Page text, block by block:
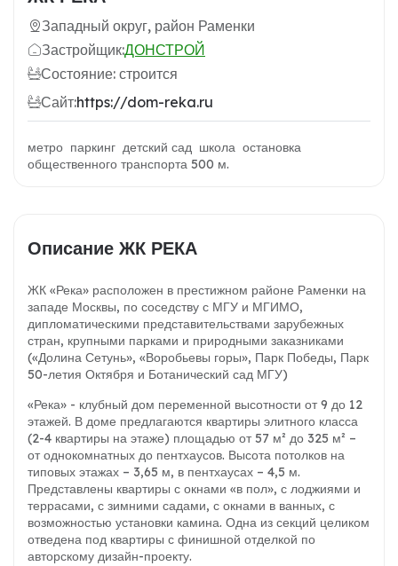
Западный округ, район Раменки
Застройщик:ДОНСТРОЙ
Состояние: строится
Сайт:https://dom-reka.ru
метро паркинг детский сад школа остановка
общественного транспорта 500 м.
Описание ЖК РЕКА
ЖК «Река» расположен в престижном районе Раменки на
западе Москвы, по соседству с МГУ и МГИМО,
дипломатическими представительствами зарубежных
стран, крупными парками и природными заказниками
(«Долина Сетунь», «Воробьевы горы», Парк Победы, Парк
50-летия Октября и Ботанический сад МГУ)
«Река» - клубный дом переменной высотности от 9 до 12
этажей. В доме предлагаются квартиры элитного класса
(2-4 квартиры на этаже) площадью от 57 м² до 325 м² –
от однокомнатных до пентхаусов. Высота потолков на
типовых этажах – 3,65 м, в пентхаусах – 4,5 м.
Представлены квартиры с окнами «в пол», с лоджиями и
террасами, с зимними садами, с окнами в ванных, с
возможностью установки камина. Одна из секций целиком
отведена под квартиры с финишной отделкой по
авторскому дизайн-проекту.